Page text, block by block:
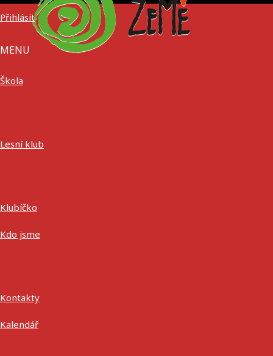
MENU
Přihlásit
Škola
Lesní klub
Klubíčko
Kdo jsme
Kontakty
Kalendář